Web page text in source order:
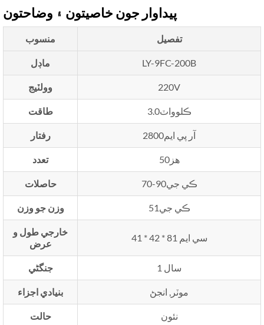
پيداوار جون خاصيتون ۽ وضاحتون
منسوب تفصيل
ماڊل LY-9FC-200B
وولٽيج 220V
طاقت 3.0ڪلوواٽ
رفتار 2800آر پي ايم
تعدد 50هز
حاصلات 70-90ڪي جي
وزن جو وزن 51ڪي جي
خارجي طول و
عرض
41 * 42 * 81 سي ايم
جنگڻي 1 سال
بنيادي اجزاء موٽر, انجڻ
حالت نئون